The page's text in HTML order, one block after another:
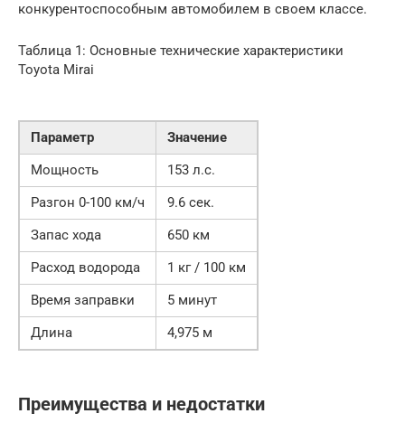
конкурентоспособным автомобилем в своем классе.
Таблица 1: Основные технические характеристики
Toyota Mirai
Параметр
Значение
Мощность
153 л.с.
Разгон 0-100 км/ч
9.6 сек.
Запас хода
650 км
Расход водорода
1 кг / 100 км
Время заправки
5 минут
Длина
4,975 м
Преимущества и недостатки